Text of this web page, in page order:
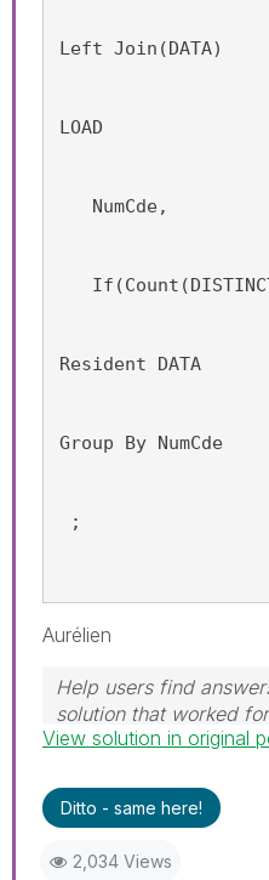
Left Join(DATA)
LOAD
NumCde,
Resident DATA
Group By NumCde
;
Aurélien
Help users find
solution that worked
View solution in original
Ditto - same here!
2,034 Views